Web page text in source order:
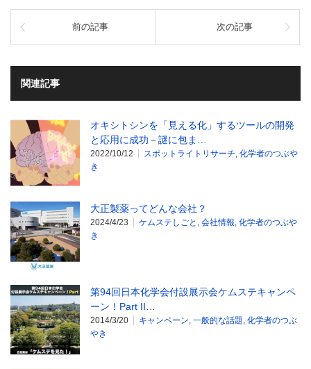
前の記事 次の記事
関連記事
オキシトシンを「見える化」するツールの開発
と応用に成功－謎に包ま…
2022/10/12 スポットライトリサーチ, 化学者のつぶや
き
大正製薬ってどんな会社？
2024/4/23 ケムステしごと , 会社情報, 化学者のつぶや
き
第94回日本化学会付設展示会ケムステキャンペ
ーン！Part II…
2014/3/20 キャンペーン, 一般的な話題, 化学者のつぶ
やき